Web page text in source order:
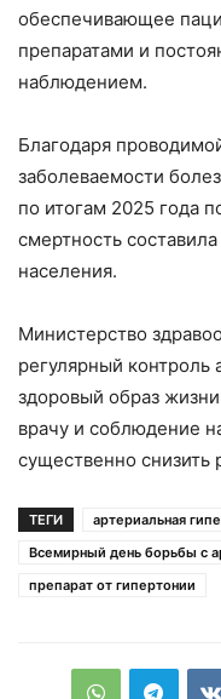
обеспечивающее
препаратами и
наблюдением.
Благодаря
заболеваемости
по итогам 2025 года
смертность
населения.
Министерство
регулярный контроль
здоровый образ
врачу и соблюдение
существенно
ТЕГИ
артериальная
Всемирный день борьбы с
препарат от гипертонии